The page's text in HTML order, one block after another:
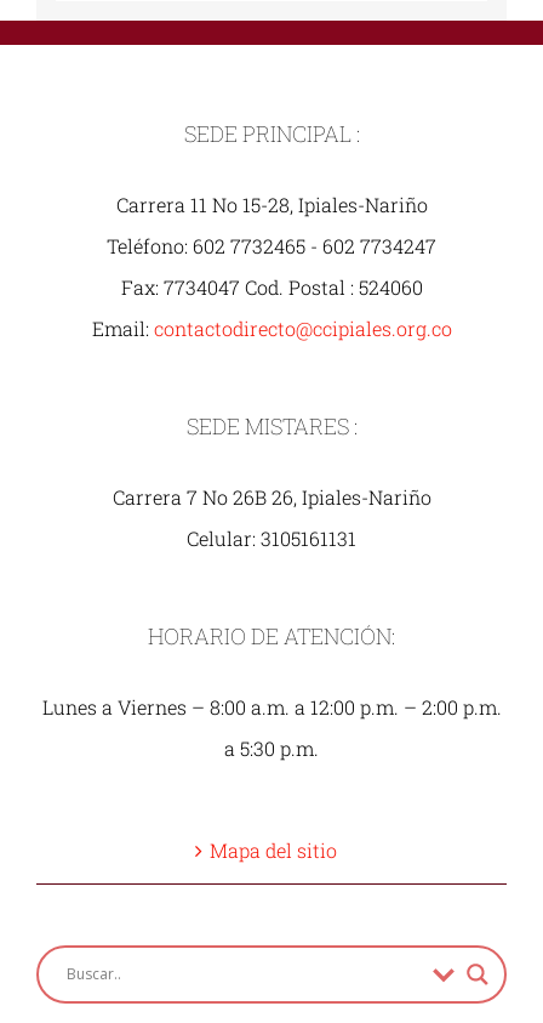
SEDE PRINCIPAL :
Carrera 11 No 15-28, Ipiales-Nariño
Teléfono: 602 7732465 - 602 7734247
Fax: 7734047 Cod. Postal : 524060
Email: contactodirecto@ccipiales.org.co
SEDE MISTARES :
Carrera 7 No 26B 26, Ipiales-Nariño
Celular: 3105161131
HORARIO DE ATENCIÓN:
Lunes a Viernes – 8:00 a.m. a 12:00 p.m. – 2:00 p.m.
a 5:30 p.m.
Mapa del sitio